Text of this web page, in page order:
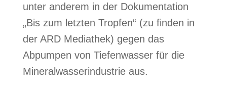
unter anderem in der Dokumentation
„Bis zum letzten Tropfen“ (zu finden in
der ARD Mediathek) gegen das
Abpumpen von Tiefenwasser für die
Mineralwasserindustrie aus.